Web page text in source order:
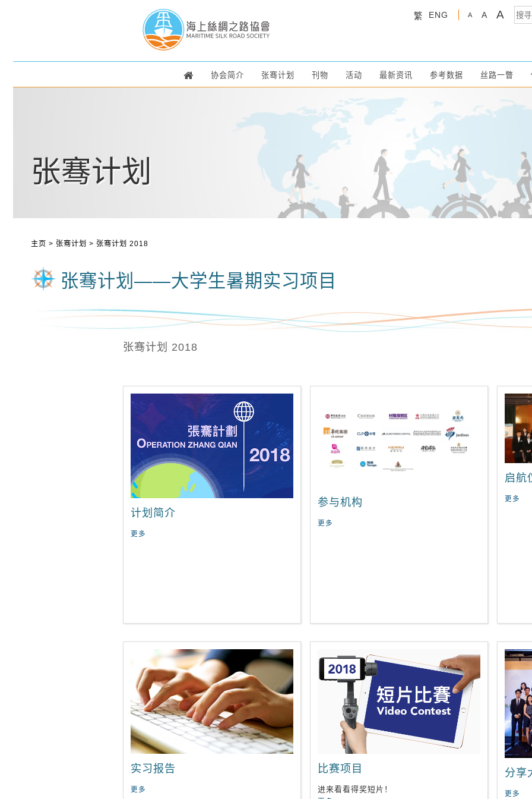
繁 ENG A A A
协会简介 张骞计划 刊物 活动 最新资讯 参考数据 丝路一瞥
张骞计划
主页 > 张骞计划 > 张骞计划 2018
张骞计划——大学生暑期实习项目
张骞计划 2018
计划简介
更多
参与机构
更多
启航
更多
实习报告
更多
比赛项目
进来看看得奖短片！
分享
更多